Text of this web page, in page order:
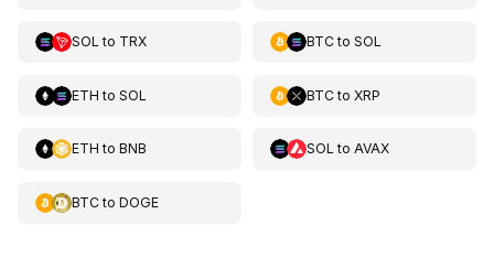
SOL to TRX BTCto SOL
ETH to SOL BTCto XRP
ETH to BNB SOL to AVAX
BTCto DOGE